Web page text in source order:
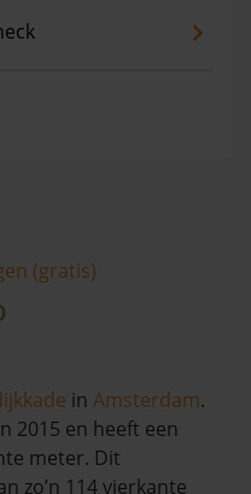
(gratis)
in Amsterdam.
2015 en heeft een
meter. Dit
zo’n 114 vierkante